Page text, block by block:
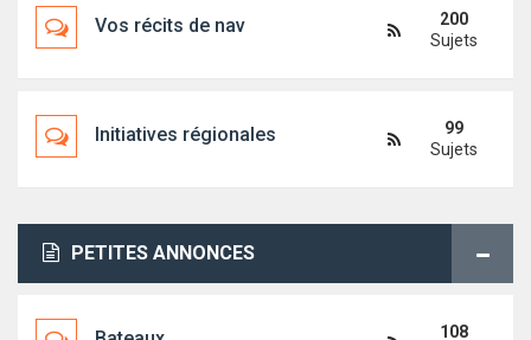
Vos récits de nav
200
Sujets
Initiatives régionales
99
Sujets
PETITES ANNONCES
108